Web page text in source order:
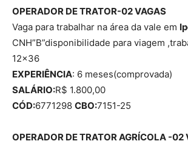
OPERADOR DE TRATOR-02 VAGAS
Vaga para trabalhar na área da vale em
CNH”B”disponibilidade para viagem
12×36
EXPERIÊNCIA: 6 meses(comprovada)
SALÁRIO:R$ 1.800,00
CÓD:6771298 CBO:7151-25
OPERADOR DE TRATOR AGRÍCOLA -02